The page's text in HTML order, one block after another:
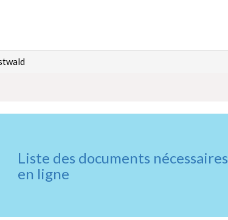
Liste des documents nécessaires
en ligne